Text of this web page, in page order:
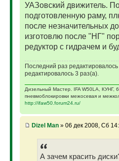
УАЗовский движитель.
подготовленную раму,
после незначительных
изготовлю после "НГ"
редуктор с гидрачем и
Последний раз редактировалось
редактировалось 3 раз(а).
Дизельный Мастер. IFA W50LA, КУНГ,
пневмоблокировки межосевая и
http://ifaw50.forum24.ru/
Dizel Man» 06 дек 2008, Сб
А зачем красить